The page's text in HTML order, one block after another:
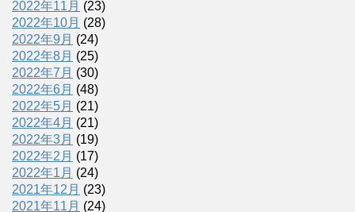
2022年11月 (23)
2022年10月 (28)
2022年9月 (24)
2022年8月 (25)
2022年7月 (30)
2022年6月 (48)
2022年5月 (21)
2022年4月 (21)
2022年3月 (19)
2022年2月 (17)
2022年1月 (24)
2021年12月 (23)
2021年11月 (24)